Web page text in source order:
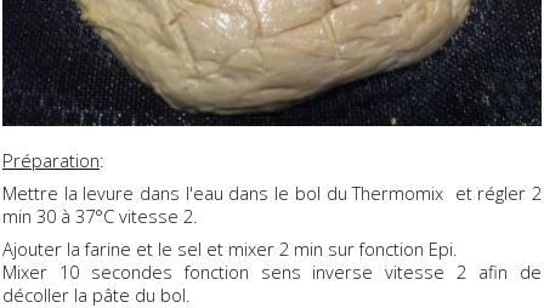
Préparation:
Mettre la levure dans l'eau dans le bol du Thermomix et régler 2
min 30 à 37°C vitesse 2.
Ajouter la farine et le sel et mixer 2 min sur fonction Epi.
Mixer 10 secondes fonction sens inverse vitesse 2 afin de
décoller la pâte du bol.